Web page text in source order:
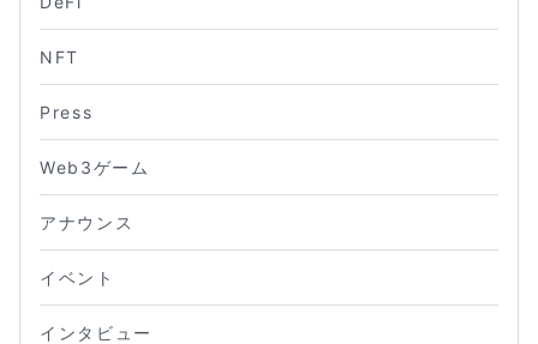
NFT
Press
Web3ゲーム
アナウンス
イベント
インタビュー